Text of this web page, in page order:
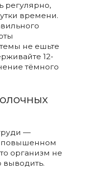
регулярно,
времени.
не ешьте
12-
тёмного
—
повышенном
организм не
выводить.